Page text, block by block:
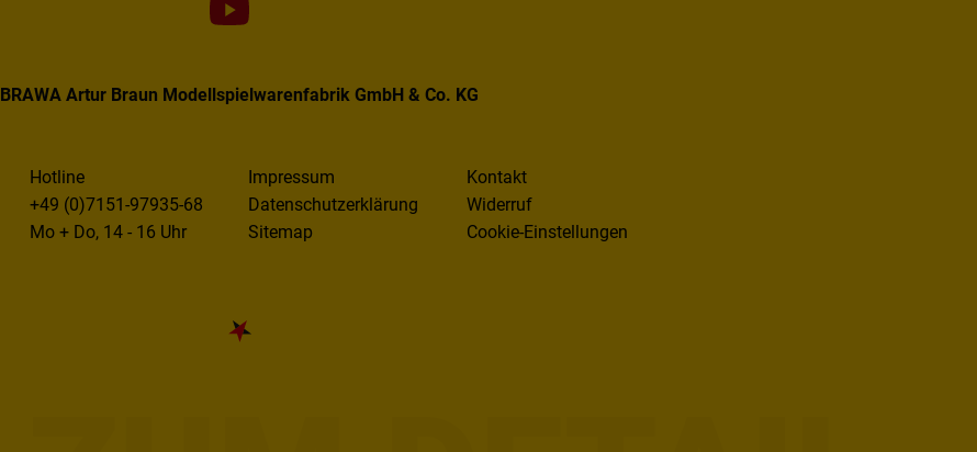
BRAWA Artur Braun Modellspielwarenfabrik GmbH & Co. KG
Hotline
+49 (0)7151-97935-68
Mo + Do, 14 - 16 Uhr
Impressum
Datenschutzerklärung
Sitemap
Kontakt
Widerruf
Cookie-Einstellungen